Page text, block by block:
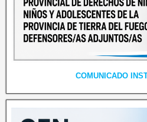
COMUNICADO